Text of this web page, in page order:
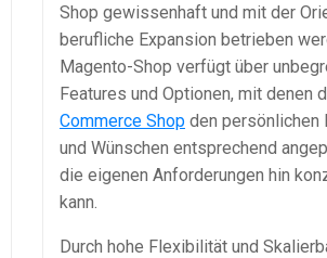
Shop gewissenhaft und mit der
berufliche Expansion betrieben
Magento-Shop verfügt über
Features und Optionen, mit denen
Commerce Shop den persönlichen
und Wünschen entsprechend
die eigenen Anforderungen hin
kann.
Durch hohe Flexibilität und